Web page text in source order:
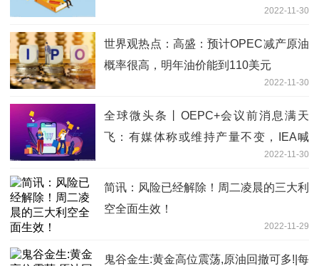
2022-11-30
世界观热点：高盛：预计OPEC减产原油
概率很高，明年油价能到110美元
2022-11-30
全球微头条丨OEPC+会议前消息满天
飞：有媒体称或维持产量不变，IEA喊
2022-11-30
简讯：风险已经解除！周二凌晨的三大利
空全面生效！
2022-11-29
鬼谷金生:黄金高位震荡,原油回撤可多!|每